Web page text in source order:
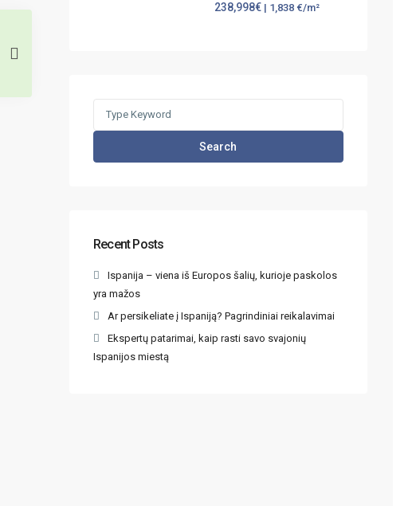
238,998€ | 1,838 €/m²
Search
Recent Posts
Ispanija – viena iš Europos šalių, kurioje paskolos
yra mažos
Ar persikeliate į Ispaniją? Pagrindiniai reikalavimai
Ekspertų patarimai, kaip rasti savo svajonių
Ispanijos miestą